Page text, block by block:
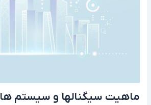
ماهیت سیگنالها و سیستم ها